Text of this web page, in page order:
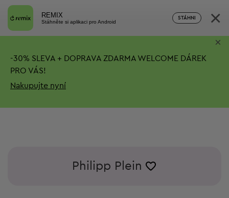
REMIX
Stáhněte si aplikaci pro Android
STÁHNI ×
-30% SLEVA + DOPRAVA ZDARMA WELCOME DÁREK
PRO VÁS!
Nakupujte nyní
×
Philipp Plein